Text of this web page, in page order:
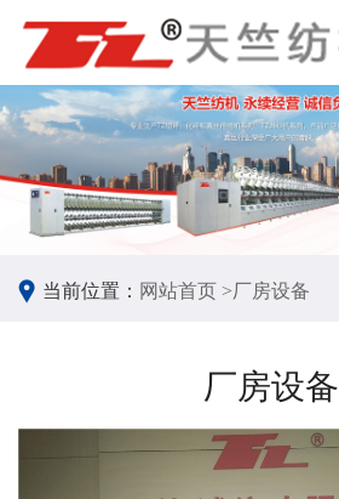
当前位置： 网站首页 >厂房设备
厂房设备